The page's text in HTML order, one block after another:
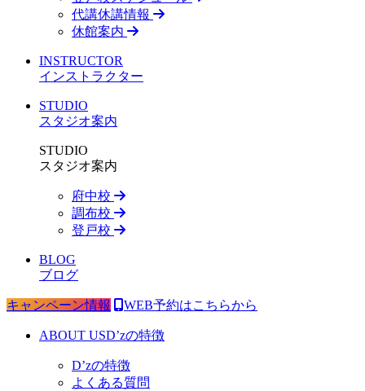
代講休講情報
休館案内
INSTRUCTOR
インストラクター
STUDIO
スタジオ案内
STUDIO
スタジオ案内
府中校
調布校
登戸校
BLOG
ブログ
キャンペーン情報 WEB予約はこちらから
ABOUT USD’zの特徴
D’zの特徴
よくある質問